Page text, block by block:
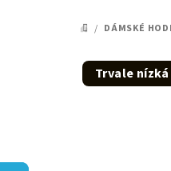
DOMŮ
/ DÁMSKÉ
Trvale nízká